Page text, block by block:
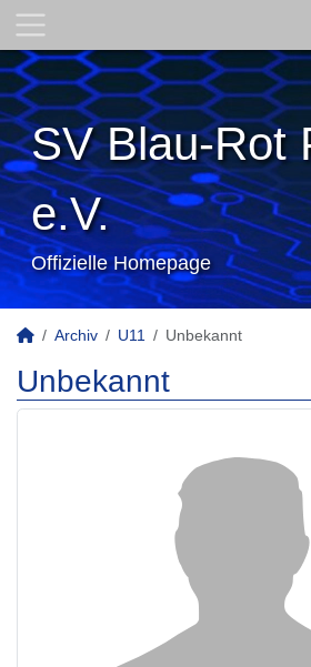
SV Blau-Rot
e.V.
Offizielle Homepage
Archiv U11 Unbekannt
Unbekannt